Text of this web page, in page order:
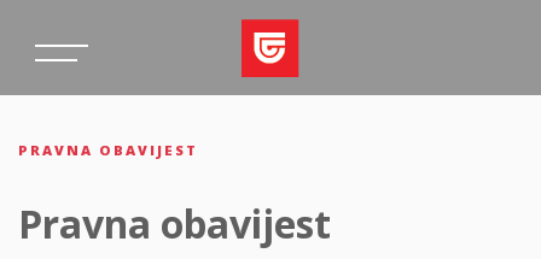
PRAVNA OBAVIJEST
Pravna obavijest